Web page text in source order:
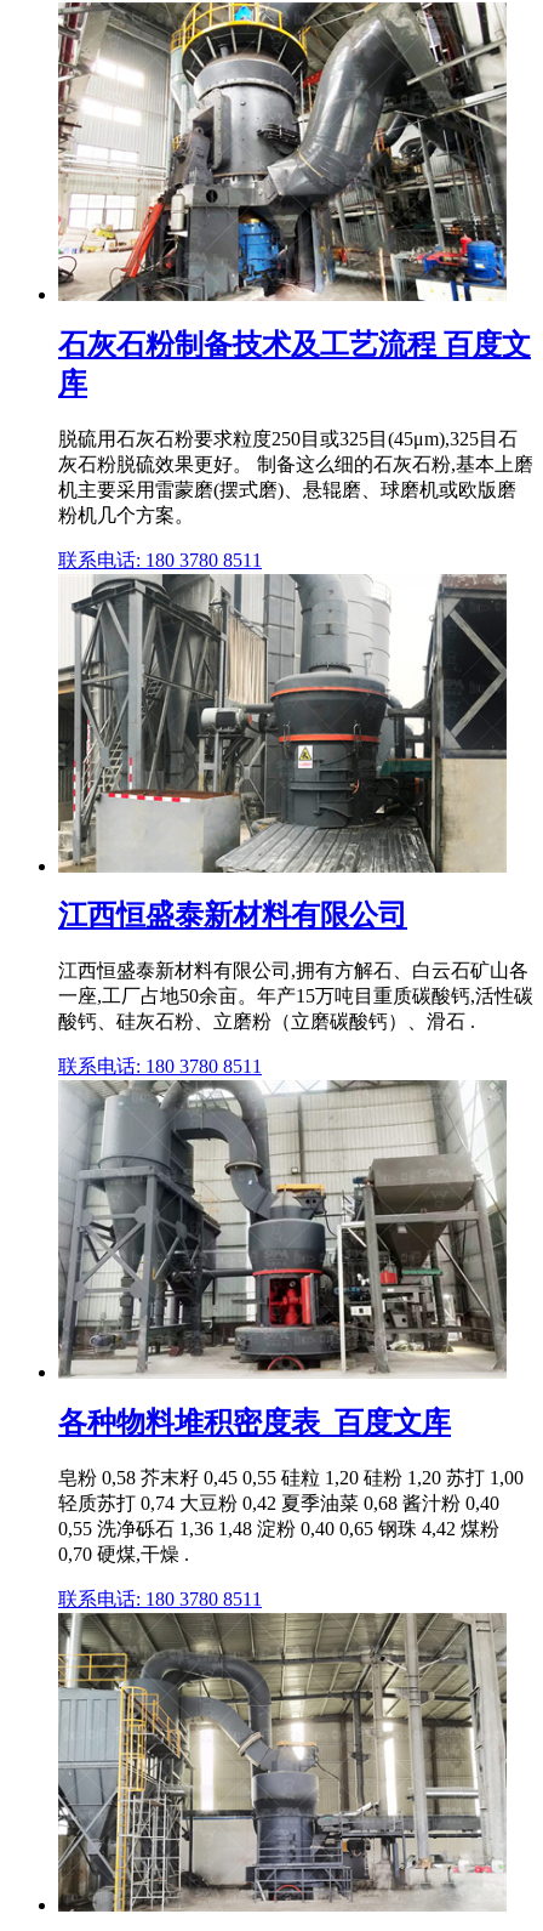
石灰石粉制备技术及工艺流程 百度文
库
脱硫用石灰石粉要求粒度250目或325目(45μm),325目石
灰石粉脱硫效果更好。 制备这么细的石灰石粉,基本上磨
机主要采用雷蒙磨(摆式磨)、悬辊磨、球磨机或欧版磨
粉机几个方案。
联系电话: 180 3780 8511
江西恒盛泰新材料有限公司
江西恒盛泰新材料有限公司,拥有方解石、白云石矿山各
一座,工厂占地50余亩。年产15万吨目重质碳酸钙,活性碳
酸钙、硅灰石粉、立磨粉（立磨碳酸钙）、滑石 .
联系电话: 180 3780 8511
各种物料堆积密度表_百度文库
皂粉 0,58 芥末籽 0,45 0,55 硅粒 1,20 硅粉 1,20 苏打 1,00
轻质苏打 0,74 大豆粉 0,42 夏季油菜 0,68 酱汁粉 0,40
0,55 洗净砾石 1,36 1,48 淀粉 0,40 0,65 钢珠 4,42 煤粉
0,70 硬煤,干燥 .
联系电话: 180 3780 8511